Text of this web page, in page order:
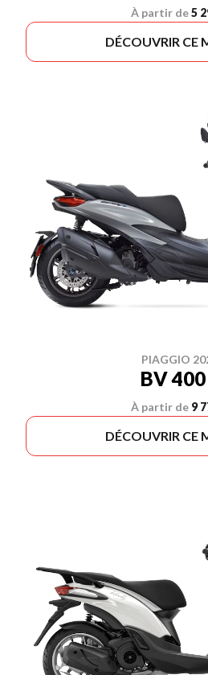
À partir de5
DÉCOUVRIR CE
PIAGGIO
BV 400
À partir de 9
DÉCOUVRIR CE